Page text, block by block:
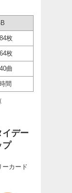
枚
枚
曲
間
イデー
プ
ーカード